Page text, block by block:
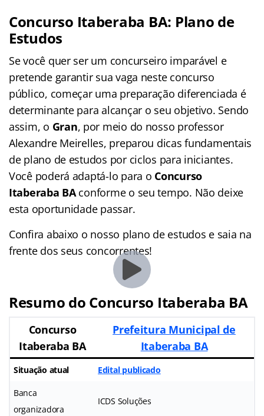
Concurso Itaberaba BA: Plano de
Estudos
Se você quer ser um concurseiro imparável e
pretende garantir sua vaga neste concurso
público, começar uma preparação diferenciada é
determinante para alcançar o seu objetivo. Sendo
assim, o Gran, por meio do nosso professor
Alexandre Meirelles, preparou dicas fundamentais
de plano de estudos por ciclos para iniciantes.
Você poderá adaptá-lo para o Concurso
Itaberaba BAconforme o seu tempo. Não deixe
esta oportunidade passar.
Confira abaixo o nosso plano de estudos e saia na
frente dos seus concorrentes!
Resumo do Concurso Itaberaba BA
Concurso
Itaberaba BA
Prefeitura Municipal de
Itaberaba BA
Situação atual Edital publicado
Banca
organizadora
ICDS Soluções